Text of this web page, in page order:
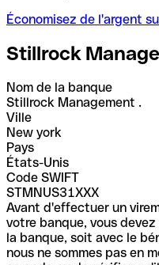
Économisez de l'argent
Stillrock
Nom de la banque
Stillrock Management .
Ville
New york
Pays
États-Unis
Code SWIFT
STMNUS31XXX
Avant d'effectuer un
votre banque, vous
la banque, soit avec le
nous ne sommes pas en